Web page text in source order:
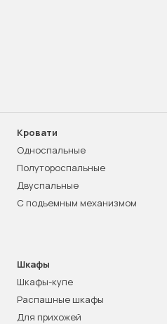
Кровати
Односпальные
Полутороспальные
Двуспальные
С подъемным механизмом
Шкафы
Шкафы-купе
Распашные шкафы
Для прихожей